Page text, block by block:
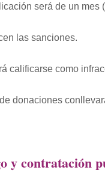
será de un mes
las sanciones.
calificarse como
donaciones
y contratación